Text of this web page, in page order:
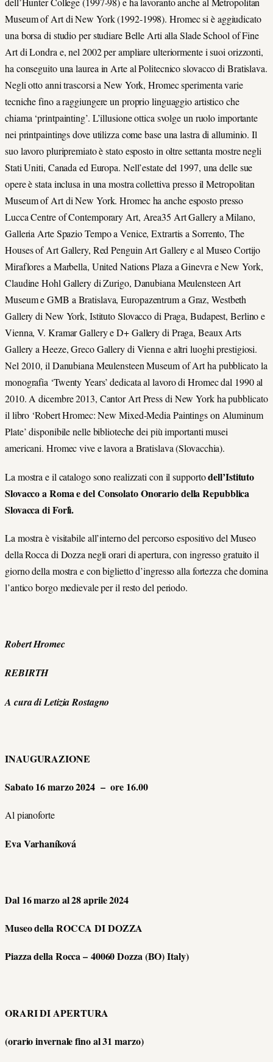
Museum of Art di New York (1992-1998). Hromec si è aggiudicato
una borsa di studio per studiare Belle Arti alla Slade School of Fine
Art di Londra e, nel 2002 per ampliare ulteriormente i suoi orizzonti,
ha conseguito una laurea in Arte al Politecnico slovacco di Bratislava.
Negli otto anni trascorsi a New York, Hromec sperimenta varie
tecniche fino a raggiungere un proprio linguaggio artistico che
chiama ‘printpainting’. L’illusione ottica svolge un ruolo importante
nei printpaintings dove utilizza come base una lastra di alluminio. Il
suo lavoro pluripremiato è stato esposto in oltre settanta mostre negli
Stati Uniti, Canada ed Europa. Nell’estate del 1997, una delle sue
opere è stata inclusa in una mostra collettiva presso il Metropolitan
Museum of Art di New York. Hromec ha anche esposto presso
Lucca Centre of Contemporary Art, Area35 Art Gallery a Milano,
Galleria Arte Spazio Tempo a Venice, Extrartis a Sorrento, The
Houses of Art Gallery, Red Penguin Art Gallery e al Museo Cortijo
Miraflores a Marbella, United Nations Plaza a Ginevra e New York,
Claudine Hohl Gallery di Zurigo, Danubiana Meulensteen Art
Museum e GMB a Bratislava, Europazentrum a Graz, Westbeth
Gallery di New York, Istituto Slovacco di Praga, Budapest, Berlino e
Vienna, V. Kramar Gallery e D+ Gallery di Praga, Beaux Arts
Gallery a Heeze, Greco Gallery di Vienna e altri luoghi prestigiosi.
Nel 2010, il Danubiana Meulensteen Museum of Art ha pubblicato la
monografia ‘Twenty Years’ dedicata al lavoro di Hromec dal 1990 al
2010. A dicembre 2013, Cantor Art Press di New York ha pubblicato
il libro ‘Robert Hromec: New Mixed-Media Paintings on Aluminum
Plate’ disponibile nelle biblioteche dei più importanti musei
americani. Hromec vive e lavora a Bratislava (Slovacchia).
La mostra e il catalogo sono realizzati con il supportodell’Istituto
Slovacco a Roma e del Consolato Onorario della Repubblica
Slovacca di Forlì.
La mostra è visitabile all’interno del percorso espositivo del Museo
della Rocca di Dozza negli orari di apertura, con ingresso gratuito il
giorno della mostra e con biglietto d’ingresso alla fortezza che domina
l’antico borgo medievale per il resto del periodo.
Robert Hromec
REBIRTH
A cura di Letizia Rostagno
INAUGURAZIONE
Sabato 16 marzo 2024 – ore 16.00
Al pianoforte
Eva Varhaníková
Dal 16 marzo al 28 aprile 2024
Museo della ROCCA DI DOZZA
Piazza della Rocca – 40060 Dozza (BO) Italy)
ORARI DI APERTURA
(orario invernale fino al 31 marzo)